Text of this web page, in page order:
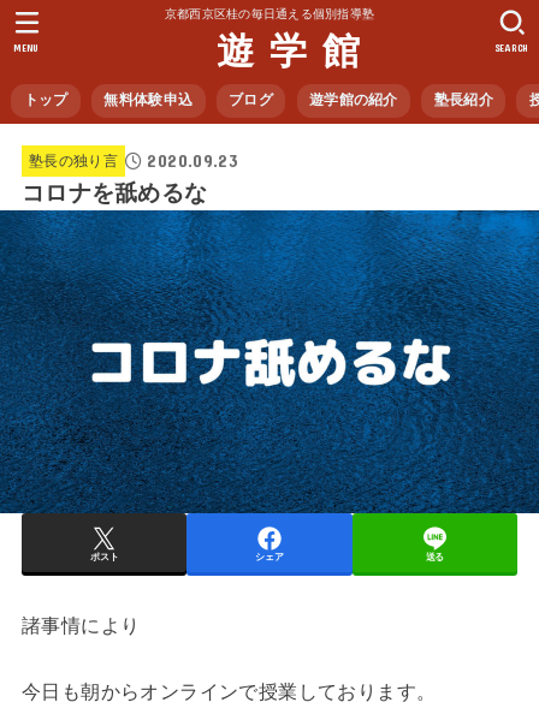
京都西京区桂の毎日通える個別指導塾
遊 学 館
トップ 無料体験申込 ブログ 遊学館の紹介 塾長紹介
SEARCH
MENU
塾長の独り言 2020.09.23
コロナを舐めるな
ポスト シェア 送る
諸事情により
今日も朝からオンラインで授業しております。